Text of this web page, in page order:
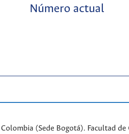
Número actual
(Sede Bogotá). Facultad de